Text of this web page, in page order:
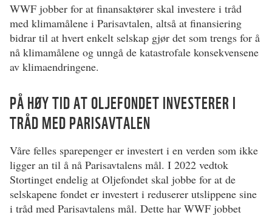
WWF jobber for at finansaktører skal investere i tråd
med klimamålene i Parisavtalen, altså at finansiering
bidrar til at hvert enkelt selskap gjør det som trengs for å
nå klimamålene og unngå de katastrofale konsekvensene
av klimaendringene.
PÅ HØY TID AT OLJEFONDET INVESTERER I
TRÅD MED PARISAVTALEN
Våre felles sparepenger er investert i en verden som ikke
ligger an til å nå Parisavtalens mål. I 2022 vedtok
Stortinget endelig at Oljefondet skal jobbe for at de
selskapene fondet er investert i reduserer utslippene sine
i tråd med Parisavtalens mål. Dette har WWF jobbet